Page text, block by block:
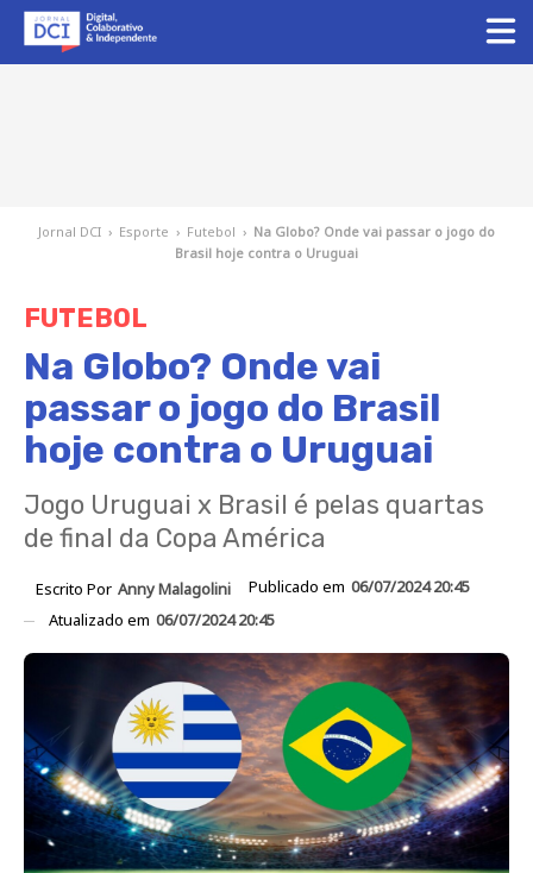
Jornal DCI › Esporte › Futebol › Na Globo? Onde vai passar o jogo do
Brasil hoje contra o Uruguai
FUTEBOL
Na Globo? Onde vai
passar o jogo do Brasil
hoje contra o Uruguai
Jogo Uruguai x Brasil é pelas quartas
de final da Copa América
Escrito Por Anny Malagolini Publicado em 06/07/2024 20:45
Atualizado em 06/07/2024 20:45